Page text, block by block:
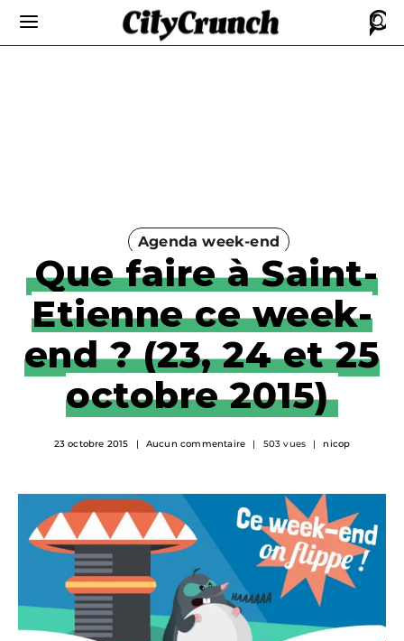
Agenda week-end
Que faire à Saint-
Etienne ce week-
end ? (23, 24 et 25
octobre 2015)
23 octobre 2015 Aucun commentaire 503 vues nicop